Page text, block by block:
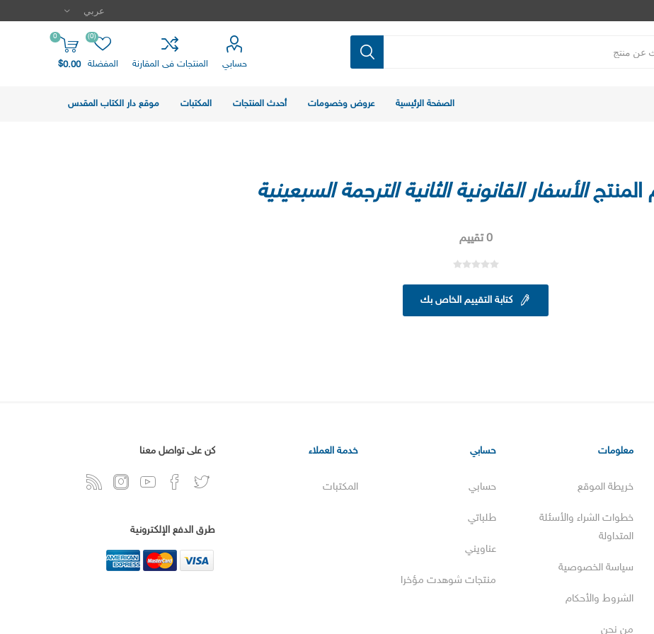
حسابي المنتجات فى المقارنة المفضلة
(0)
0
$0.00
الصفحة الرئيسية عروض وخصومات أحدث المنتجات المكتبات موقع دار الكتاب المقدس
المنتجالأسفار القانونية الثانية الترجمة السبعينية
0 تقييم
كتابة التقييم الخاص بك
معلومات
خريطة الموقع
خطوات الشراء والأسئلة
المتداولة
سياسة الخصوصية
الشروط والأحكام
من نحن
حسابي
حسابي
طلباتي
عناويني
منتجات شوهدت مؤخرا
خدمة العملاء
المكتبات
كن على تواصل معنا
طرق الدفع الإلكترونية